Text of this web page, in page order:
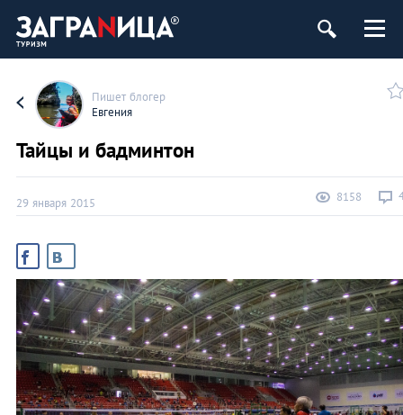
Пишет блогер
Евгения
Тайцы и бадминтон
29 января 2015 8158